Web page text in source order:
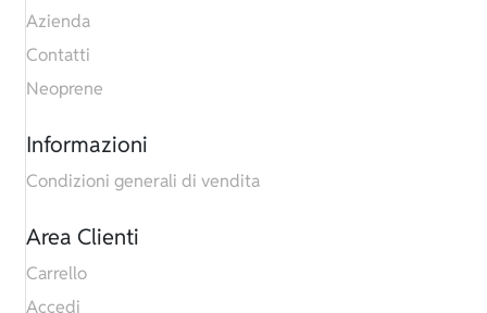
Azienda
Contatti
Neoprene
Informazioni
Condizioni generali di vendita
Area Clienti
Carrello
Accedi